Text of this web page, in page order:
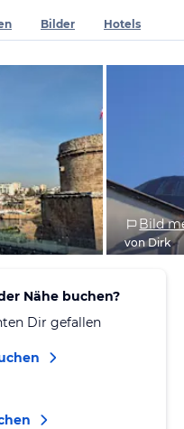
Bilder Hotels
Bild
von Dirk
Nähe buchen?
Dir gefallen